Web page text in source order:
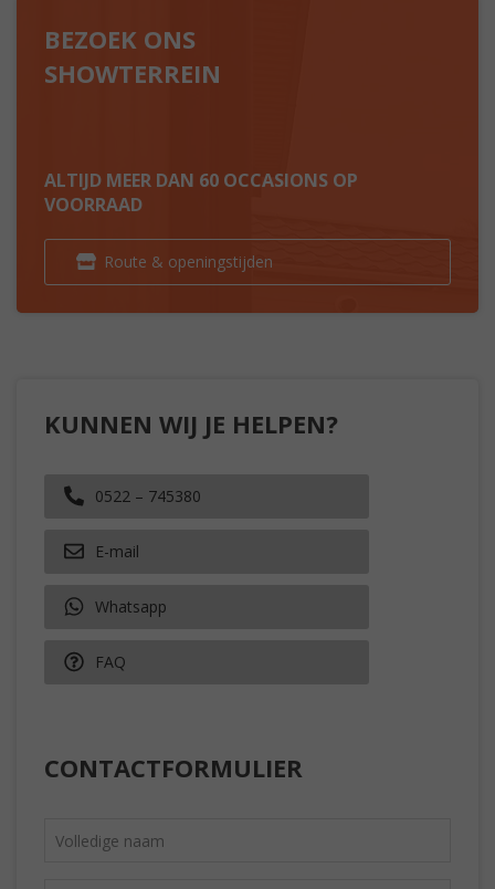
BEZOEK ONS
SHOWTERREIN
ALTIJD MEER DAN 60 OCCASIONS OP
VOORRAAD
Route & openingstijden
KUNNEN WIJ JE HELPEN?
0522 – 745380
E-mail
Whatsapp
FAQ
CONTACTFORMULIER